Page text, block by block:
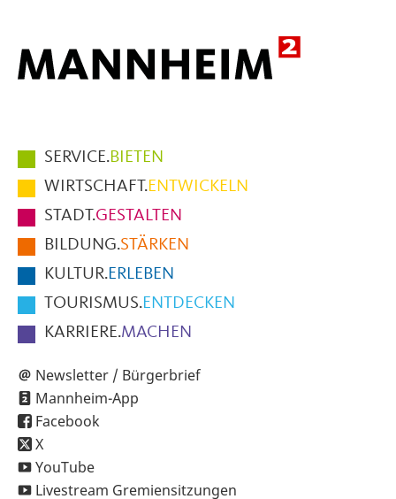
Hauptmenüpunkte
im
Fußbereich
der
Seite
SERVICE.BIETEN
WIRTSCHAFT.ENTWICKELN
STADT.GESTALTEN
BILDUNG.STÄRKEN
KULTUR.ERLEBEN
TOURISMUS.ENTDECKEN
KARRIERE.MACHEN
Newsletter / Bürgerbrief
Mannheim-App
Facebook
X
YouTube
Livestream Gremiensitzungen